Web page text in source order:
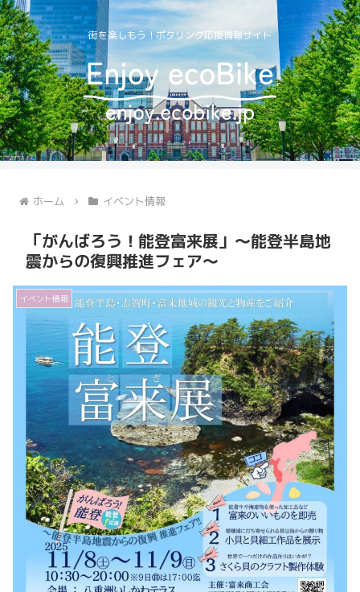
街を楽しもう！ポタリング応援情報サイト
ホーム イベント情報
「がんばろう！能登富来展」～能登半島地
震からの復興推進フェア～
イベント情報